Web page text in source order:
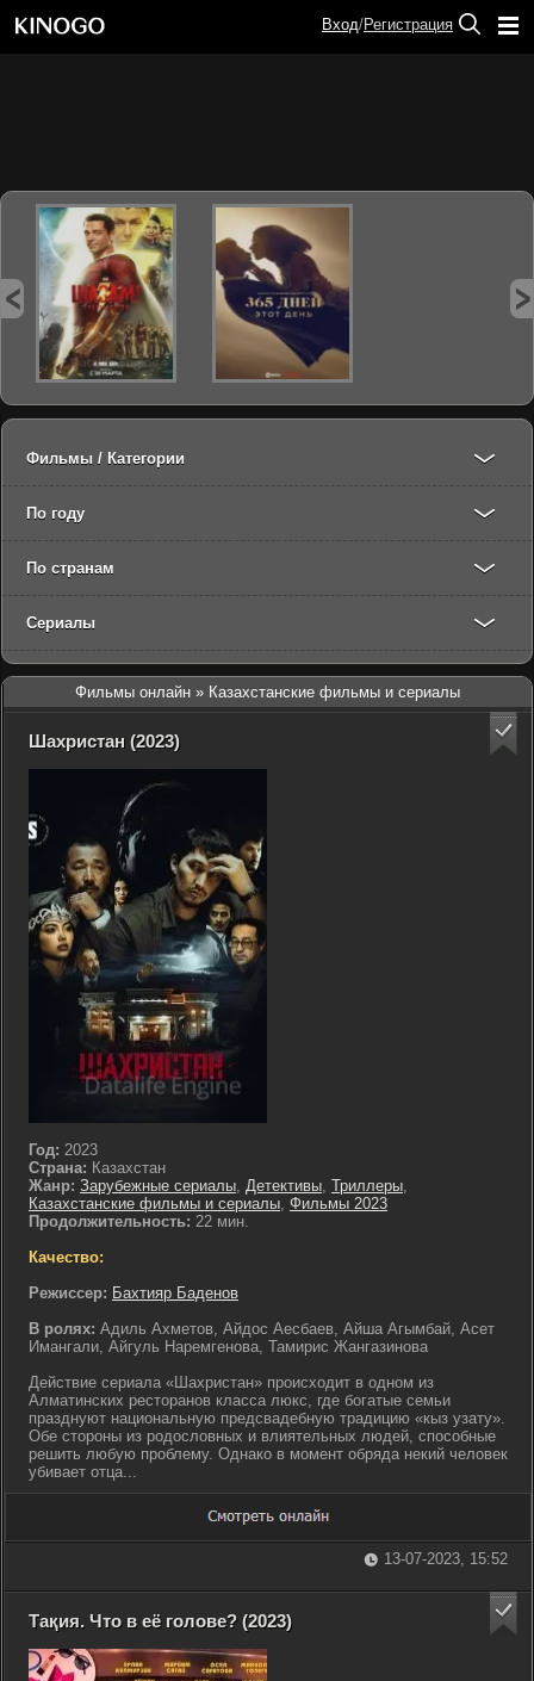
Фильмы / Категории
По году
По странам
Сериалы
Фильмы онлайн » Казахстанские фильмы и сериалы
Шахристан (2023)
Год: 2023
Страна: Казахстан
Жанр: Зарубежные сериалы, Детективы, Триллеры,
Казахстанские фильмы и сериалы, Фильмы 2023
Продолжительность: 22 мин.
Качество:
Режиссер: Бахтияр Баденов
В ролях: Адиль Ахметов, Айдос Аесбаев, Айша Агымбай, Асет
Имангали, Айгуль Наремгенова, Тамирис Жангазинова
Действие сериала «Шахристан» происходит в одном из
Алматинских ресторанов класса люкс, где богатые семьи
празднуют национальную предсвадебную традицию «кыз узату».
Обе стороны из родословных и влиятельных людей, способные
решить любую проблему. Однако в момент обряда некий человек
убивает отца...
13-07-2023, 15:52
Тақия. Что в её голове? (2023)
Вход/Регистрация